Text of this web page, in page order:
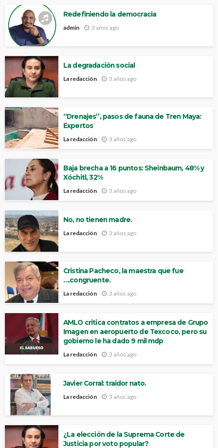
Redefiniendo la democracia
admin 3 años ago
La degradación social
La redacción 3 años ago
“Drenajes”, pasos de fauna de Tren Maya:
Expertos
La redacción 3 años ago
Baja brecha a 16 puntos: Sheinbaum, 48% y
Xóchitl, 32%
La redacción 3 años ago
No, no tienen madre.
La redacción 3 años ago
Cristina Pacheco, la maestra que fue
….congruente.
La redacción 3 años ago
AMLO critica contratos a empresa de Grupo
Imagen en aeropuerto de Texcoco, pero su
gobierno le ha dado 9 mil mdp
La redacción 3 años ago
Javier Corral: traidor nato.
La redacción 3 años ago
¿La elección de la Suprema Corte de
Justicia por voto popular?